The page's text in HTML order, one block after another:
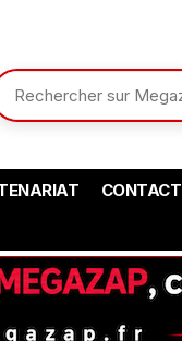
CONTACT